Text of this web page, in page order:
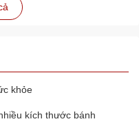
khỏe
kích thước bánh